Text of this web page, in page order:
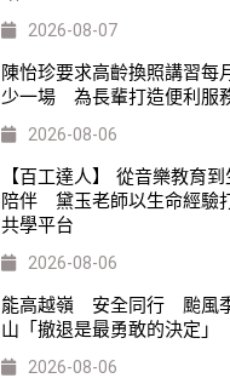
2026-08-07
陳怡珍要求高齡換照講習每
少一場 為長輩打造便利服
2026-08-06
【百工達人】 從音樂教育
陪伴 黛玉老師以生命經驗
共學平台
2026-08-06
能高越嶺 安全同行 颱風
山「撤退是最勇敢的決定」
2026-08-06